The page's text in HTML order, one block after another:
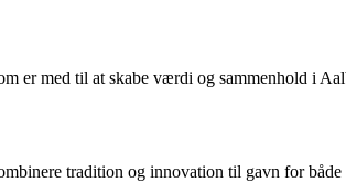
er med til at skabe værdi og sammenhold i
tradition og innovation til gavn for